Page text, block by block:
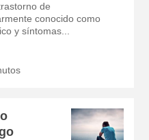
de
conocido como
y síntomas...